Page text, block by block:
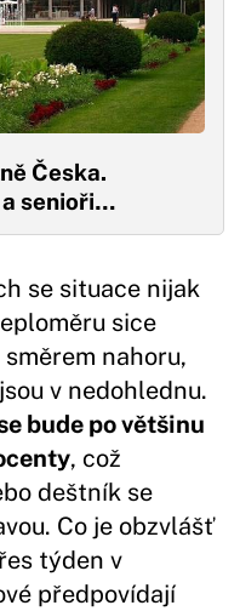
Česka.
a senioři…
se situace nijak
sice
nahoru,
v nedohlednu.
bude po většinu
, což
deštník se
Co je obzvlášť
týden v
předpovídají